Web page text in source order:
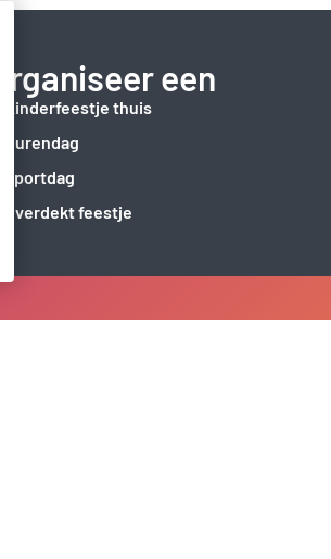
Organiseer een
Kinderfeestje thuis
Burendag
Sportdag
Overdekt feestje